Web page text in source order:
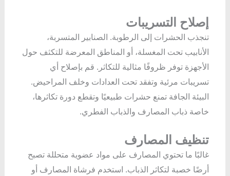
إصلاح التسريبات
تنجذب الحشرات إلى الرطوبة. الصنابير المتسربة،
الأنابيب تحت المغسلة، أو المناطق المعرضة للتكثف حول
الأجهزة توفر ظروفًا مثالية للتكاثر. قم بإصلاح أي
تسريبات مرئية وتفقد تحت العدادات وخلف المراحيض.
البيئة الجافة تمنع حشرات طبيعيًا وتقطع دورة تكاثرها،
خاصة ذباب المصارف والذباب الفطري.
تنظيف المصارف
غالبًا ما تحتوي المصارف على مواد عضوية متحللة تصبح
أرضًا خصبة لتكاثر الذباب. استخدم فرشاة المصارف أو